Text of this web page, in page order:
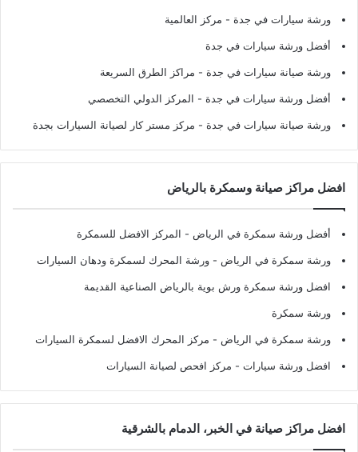
ورشة سيارات في جدة - مركز العالمية
أفضل ورشة سيارات في جدة
ورشة صيانة سيارات في جدة - مراكز الطرق السريعة
أفضل ورشة سيارات في جدة - المركز الدولي التخصصي
ورشة صيانة سيارات في جدة - مركز مستر كار لصيانة السيارات بجدة
افضل مراكز صيانة وسمكرة بالرياض
أفضل ورشة سمكرة في الرياض - المركز الافضل للسمكرة
ورشة سمكرة في الرياض - ورشة المحرك لسمكرة ودهان السيارات
افضل ورشة سمكرة ورش بوية بالرياض الصناعية القديمة
ورشة سمكرة
ورشة سمكرة في الرياض - مركز المحرك الافضل لسمكرة السيارات
افضل ورشة سيارات - مركز افحص لصيانة السيارات
افضل مراكز صيانة في الخبر، الدمام بالشرقية